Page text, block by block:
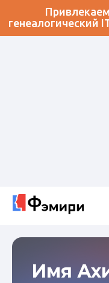
генеалогический
Имя